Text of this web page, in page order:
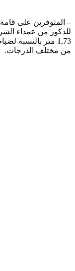
للذكور من عمداء
من مختلف الدرجات.